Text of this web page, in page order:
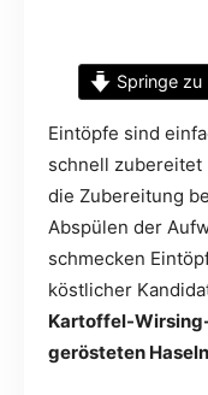
Springe zu
Eintöpfe sind
schnell zubereitet
die Zubereitung
Abspülen der
schmecken
köstlicher
Kartoffel-
gerösteten